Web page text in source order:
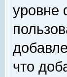
уровне
что